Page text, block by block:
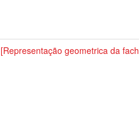
[Representação geometrica da